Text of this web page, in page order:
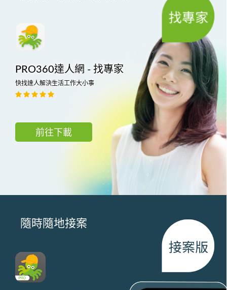
PRO360達人網 - 找專家
快找達人解決生活工作大小事
前往下載
隨時隨地接案